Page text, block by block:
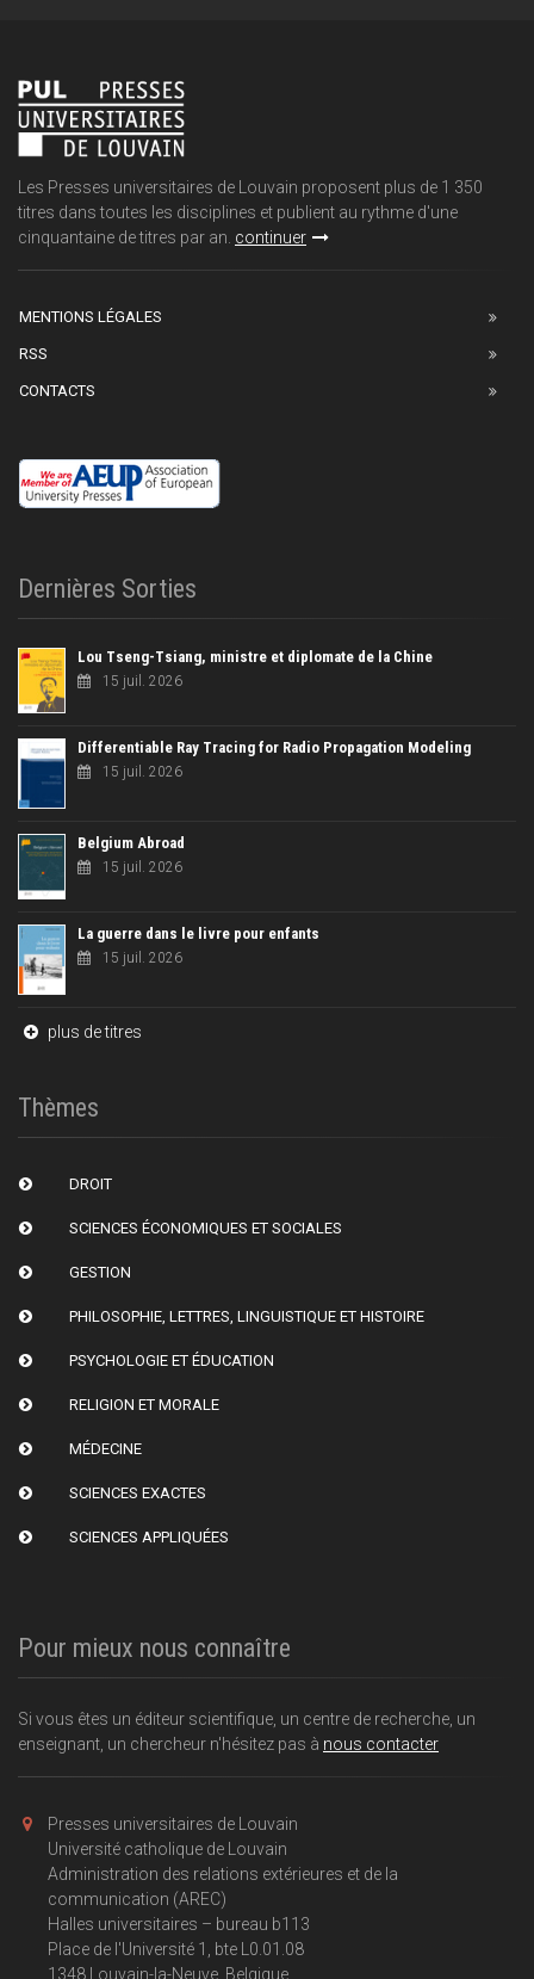
Les Presses universitaires de Louvain proposent plus de 1 350
titres dans toutes les disciplines et publient au rythme d'une
cinquantaine de titres par an. continuer
MENTIONS LÉGALES
RSS
CONTACTS
Dernières Sorties
Lou Tseng-Tsiang, ministre et diplomate de la Chine
15 juil. 2026
Differentiable Ray Tracing for Radio Propagation Modeling
15 juil. 2026
Belgium Abroad
15 juil. 2026
La guerre dans le livre pour enfants
15 juil. 2026
plus de titres
Thèmes
DROIT
SCIENCES ÉCONOMIQUES ET SOCIALES
GESTION
PHILOSOPHIE, LETTRES, LINGUISTIQUE ET HISTOIRE
PSYCHOLOGIE ET ÉDUCATION
RELIGION ET MORALE
MÉDECINE
SCIENCES EXACTES
SCIENCES APPLIQUÉES
Pour mieux nous connaître
Si vous êtes un éditeur scientifique, un centre de recherche, un
enseignant, un chercheur n'hésitez pas à nous contacter
Presses universitaires de Louvain
Université catholique de Louvain
Administration des relations extérieures et de la
communication (AREC)
Halles universitaires – bureau b113
Place de l'Université 1, bte L0.01.08
1348 Louvain-la-Neuve, Belgique